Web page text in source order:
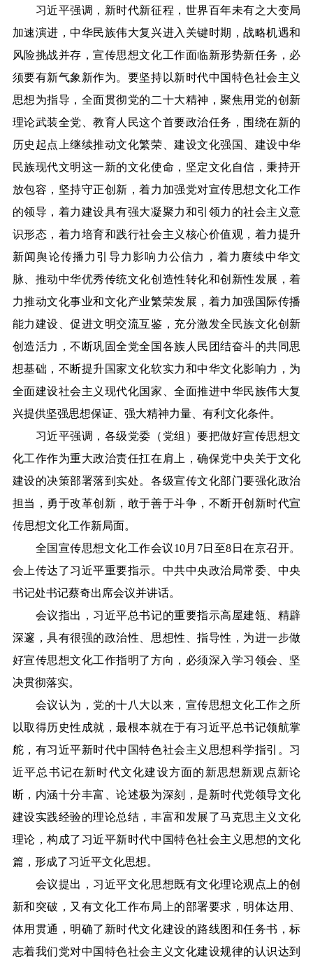
习近平强调，新时代新征程，世界百年未有之大变局
加速演进，中华民族伟大复兴进入关键时期，战略机遇和
风险挑战并存，宣传思想文化工作面临新形势新任务，必
须要有新气象新作为。要坚持以新时代中国特色社会主义
思想为指导，全面贯彻党的二十大精神，聚焦用党的创新
理论武装全党、教育人民这个首要政治任务，围绕在新的
历史起点上继续推动文化繁荣、建设文化强国、建设中华
民族现代文明这一新的文化使命，坚定文化自信，秉持开
放包容，坚持守正创新，着力加强党对宣传思想文化工作
的领导，着力建设具有强大凝聚力和引领力的社会主义意
识形态，着力培育和践行社会主义核心价值观，着力提升
新闻舆论传播力引导力影响力公信力，着力赓续中华文
脉、推动中华优秀传统文化创造性转化和创新性发展，着
力推动文化事业和文化产业繁荣发展，着力加强国际传播
能力建设、促进文明交流互鉴，充分激发全民族文化创新
创造活力，不断巩固全党全国各族人民团结奋斗的共同思
想基础，不断提升国家文化软实力和中华文化影响力，为
全面建设社会主义现代化国家、全面推进中华民族伟大复
兴提供坚强思想保证、强大精神力量、有利文化条件。
习近平强调，各级党委（党组）要把做好宣传思想文
化工作作为重大政治责任扛在肩上，确保党中央关于文化
建设的决策部署落到实处。各级宣传文化部门要强化政治
担当，勇于改革创新，敢于善于斗争，不断开创新时代宣
传思想文化工作新局面。
全国宣传思想文化工作会议10月7日至8日在京召开。
会上传达了习近平重要指示。中共中央政治局常委、中央
书记处书记蔡奇出席会议并讲话。
会议指出，习近平总书记的重要指示高屋建瓴、精辟
深邃，具有很强的政治性、思想性、指导性，为进一步做
好宣传思想文化工作指明了方向，必须深入学习领会、坚
决贯彻落实。
会议认为，党的十八大以来，宣传思想文化工作之所
以取得历史性成就，最根本就在于有习近平总书记领航掌
舵，有习近平新时代中国特色社会主义思想科学指引。习
近平总书记在新时代文化建设方面的新思想新观点新论
断，内涵十分丰富、论述极为深刻，是新时代党领导文化
建设实践经验的理论总结，丰富和发展了马克思主义文化
理论，构成了习近平新时代中国特色社会主义思想的文化
篇，形成了习近平文化思想。
会议提出，习近平文化思想既有文化理论观点上的创
新和突破，又有文化工作布局上的部署要求，明体达用、
体用贯通，明确了新时代文化建设的路线图和任务书，标
志着我们党对中国特色社会主义文化建设规律的认识达到